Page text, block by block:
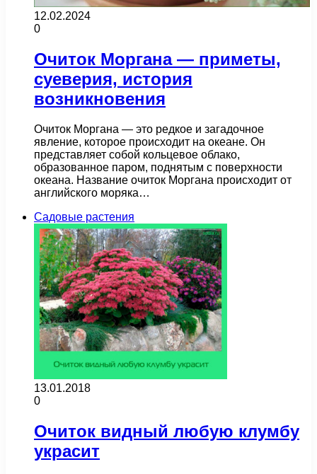
12.02.2024
0
Очиток Моргана — приметы,
суеверия, история
возникновения
Очиток Моргана — это редкое и загадочное
явление, которое происходит на океане. Он
представляет собой кольцевое облако,
образованное паром, поднятым с поверхности
океана. Название очиток Моргана происходит от
английского моряка…
Садовые растения
13.01.2018
0
Очиток видный любую клумбу
украсит